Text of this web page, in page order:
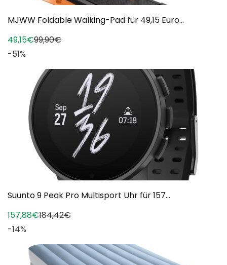
MJWW Foldable Walking-Pad für 49,15 Euro...
49,15€99,90€
-51%
Suunto 9 Peak Pro Multisport Uhr für 157...
157,88€184,42€
-14%